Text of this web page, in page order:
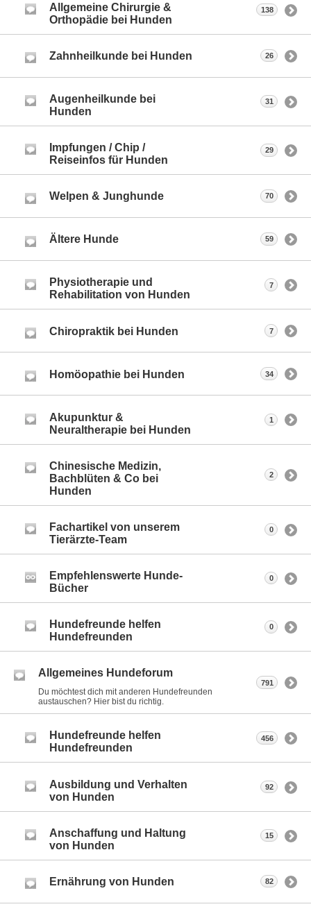
Allgemeine Chirurgie &
Orthopädie bei Hunden
138
Zahnheilkunde bei Hunden 26
Augenheilkunde bei
Hunden
31
Impfungen / Chip /
Reiseinfos für Hunden
29
Welpen & Junghunde 70
Ältere Hunde 59
Physiotherapie und
Rehabilitation von Hunden
7
Chiropraktik bei Hunden 7
Homöopathie bei Hunden 34
Akupunktur &
Neuraltherapie bei Hunden
1
Chinesische Medizin,
Bachblüten & Co bei
Hunden
2
Fachartikel von unserem
Tierärzte-Team
0
Empfehlenswerte Hunde-
Bücher
0
Hundefreunde helfen
Hundefreunden
0
Allgemeines Hundeforum
Du möchtest dich mit anderen Hundefreunden
austauschen? Hier bist du richtig.
791
Hundefreunde helfen
Hundefreunden
456
Ausbildung und Verhalten
von Hunden
92
Anschaffung und Haltung
von Hunden
15
Ernährung von Hunden 82